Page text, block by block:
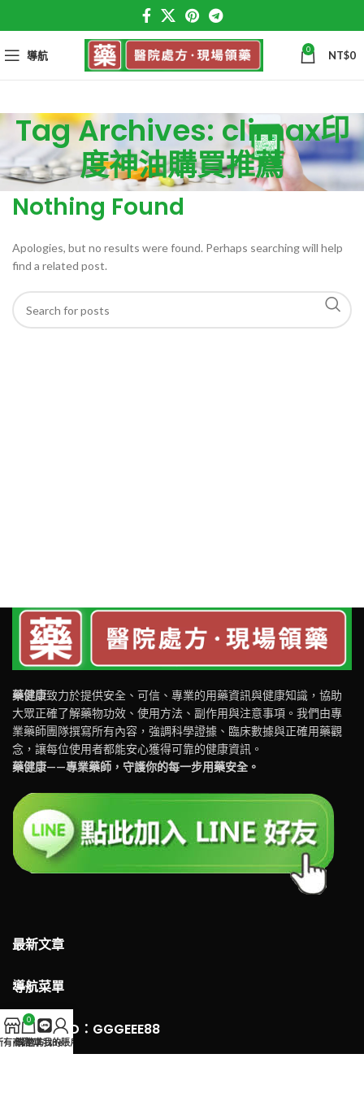
導航 0 NT$0
Tag Archives: climax印
度神油購買推薦
Nothing Found
Apologies, but no results were found. Perhaps searching will help
find a related post.
藥健康致力於提供安全、可信、專業的用藥資訊與健康知識，協助
大眾正確了解藥物功效、使用方法、副作用與注意事項。我們由專
業藥師團隊撰寫所有內容，強調科學證據、臨床數據與正確用藥觀
念，讓每位使用者都能安心獲得可靠的健康資訊。
藥健康——專業藥師，守護你的每一步用藥安全。
最新文章
導航菜單
LINE 客服ID：GGGEEE88
有商品
0
購物車官方Line
我的賬戶